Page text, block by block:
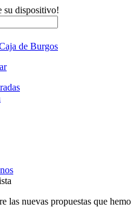
su dispositivo!
las nuevas propuestas que